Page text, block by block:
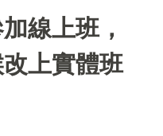
線上班，
上實體班